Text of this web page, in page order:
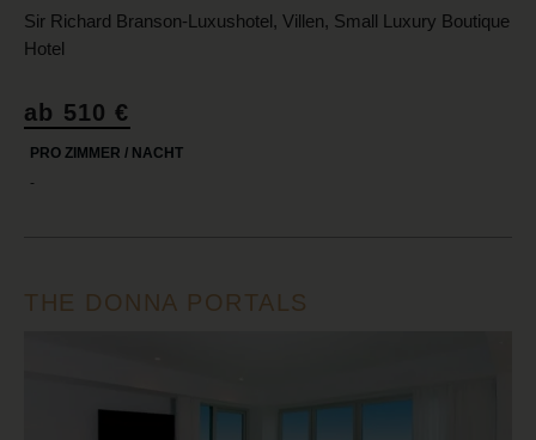
Sir Richard Branson-Luxushotel, Villen, Small Luxury Boutique
Hotel
ab 510 €
PRO ZIMMER / NACHT
-
THE DONNA PORTALS